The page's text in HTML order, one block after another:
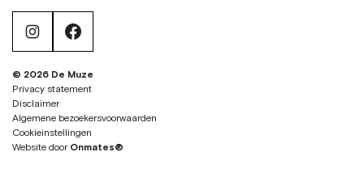
instagramfacebook
© 2026 De Muze
Privacy statement
Disclaimer
Algemene bezoekersvoorwaarden
Cookieinstellingen
Website door Onmates®